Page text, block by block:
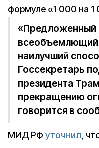
формуле «1 000 на 1
всеобъемлющий
наилучший
Госсекретарь
президента
прекращению
говорится в
МИД РФ уточнил,